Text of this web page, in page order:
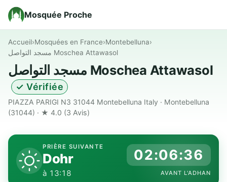
Mosquée Proche
Accueil›Mosquées en France›Montebelluna›
مسجد التواصل Moschea Attawasol
مسجد التواصل Moschea Attawasol
✓ Vérifiée
PIAZZA PARIGI N3 31044 Montebelluna Italy · Montebelluna
(31044) · ★ 4.0 (3 Avis)
PRIÈRE SUIVANTE
Dohr
à 13:18
02:06:35
AVANT L'ADHAN